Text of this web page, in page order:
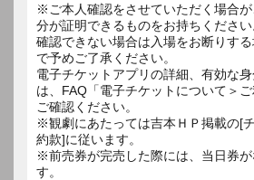
※ご本人確認をさせていただく場合
分が証明できるものをお持ちください
確認できない場合は入場をお断りす
で予めご了承ください。
電子チケットアプリの詳細、有効な
は、FAQ「電子チケットについて＞
ご確認ください。
※観劇にあたっては吉本ＨＰ掲載の[
約款]に従います。
※前売券が完売した際には、当日券が
す。